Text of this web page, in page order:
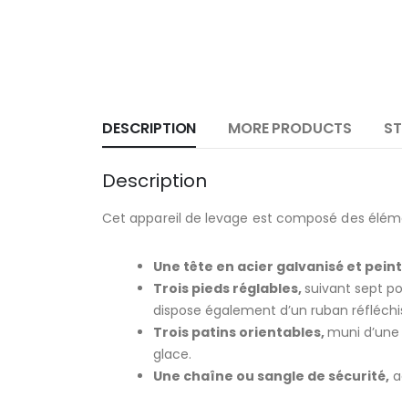
DESCRIPTION MORE PRODUCTS
Description
Cet appareil de levage est composé des
Une tête en acier galvanisé et
Trois pieds réglables,suivant sept
dispose également d’un ruban
Trois patins orientables,muni
glace.
Une chaîne ou sangle de sécurité,